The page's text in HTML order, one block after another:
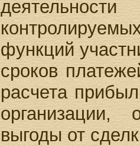
функций
сроков
расчета
организации,
выгоды от